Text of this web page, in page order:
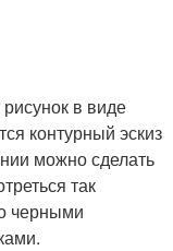
в виде
контурный эскиз
можно сделать
так
черными